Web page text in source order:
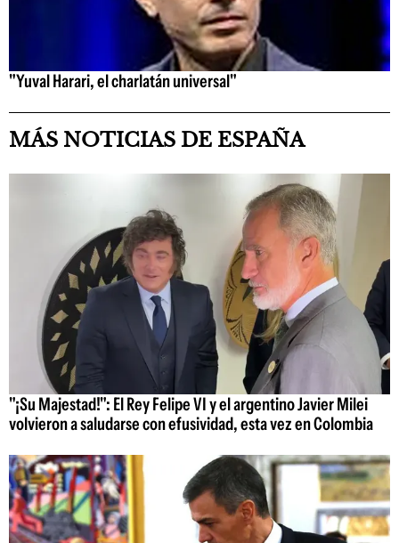
"Yuval Harari, el charlatán universal"
MÁS NOTICIAS DE ESPAÑA
"¡Su Majestad!": El Rey Felipe VI y el argentino Javier Milei
volvieron a saludarse con efusividad, esta vez en Colombia